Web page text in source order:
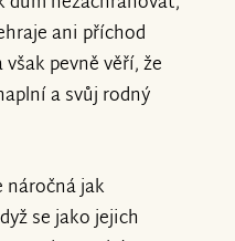
ani příchod
pevně věří, že
a svůj rodný
jak
se jako jejich